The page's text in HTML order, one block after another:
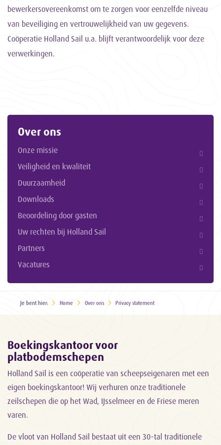
bewerkersovereenkomst om te zorgen voor eenzelfde niveau
van beveiliging en vertrouwelijkheid van uw gegevens.
Coöperatie Holland Sail u.a. blijft verantwoordelijk voor deze
verwerkingen.
Over ons
Onze missie
Veiligheid en kwaliteit
Duurzaamheid
Downloads
Beoordeling door gasten
Uw rechten bij Holland Sail
Partners
Vacatures
Je bent hier: Home Over ons Privacy statement
Boekingskantoor voor
platbodemschepen
Holland Sail is een coöperatie van scheepseigenaren met een
eigen boekingskantoor! Wij verhuren onze traditionele
zeilschepen die op het Wad, IJsselmeer en de Friese meren
varen.
De vloot van Holland Sail bestaat uit een 30-tal traditionele